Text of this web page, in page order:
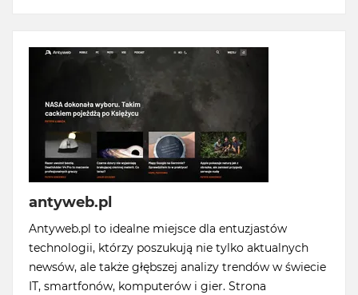
antyweb.pl
Antyweb.pl to idealne miejsce dla entuzjastów
technologii, którzy poszukują nie tylko aktualnych
newsów, ale także głębszej analizy trendów w świecie
IT, smartfonów, komputerów i gier. Strona